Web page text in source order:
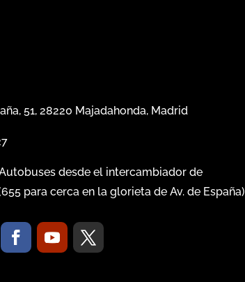
51, 28220 Majadahonda, Madrid
desde el intercambiador de
655 para cerca en la glorieta de Av. de España)